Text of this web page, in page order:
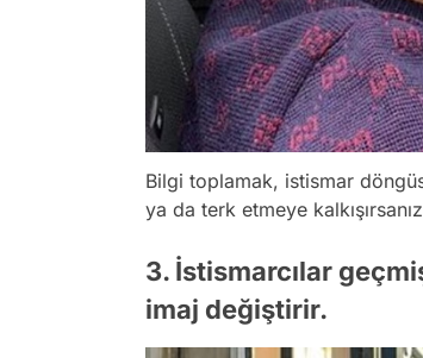
Bilgi toplamak, istismar
ya da terk etmeye
3. İstismarcılar
imaj değiştirir.